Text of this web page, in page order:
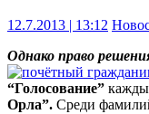
12.7.2013 | 13:12
Однако право
“Голосование”
Орла”. Среди